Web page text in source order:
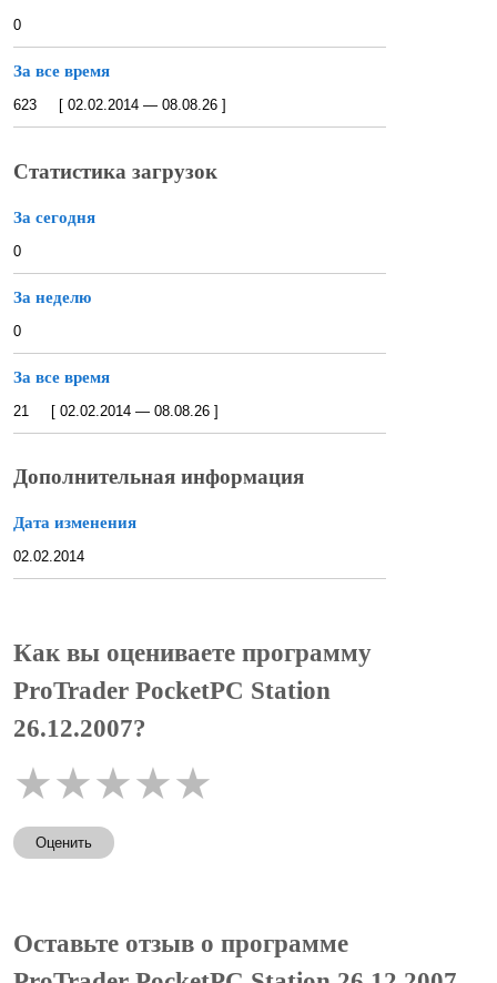
0
За все время
623 [ 02.02.2014 — 08.08.26 ]
Статистика загрузок
За сегодня
0
За неделю
0
За все время
21 [ 02.02.2014 — 08.08.26 ]
Дополнительная информация
Дата изменения
02.02.2014
Как вы оцениваете программу
ProTrader PocketPC Station
26.12.2007?
★★★★★
Оценить
Оставьте отзыв о программе